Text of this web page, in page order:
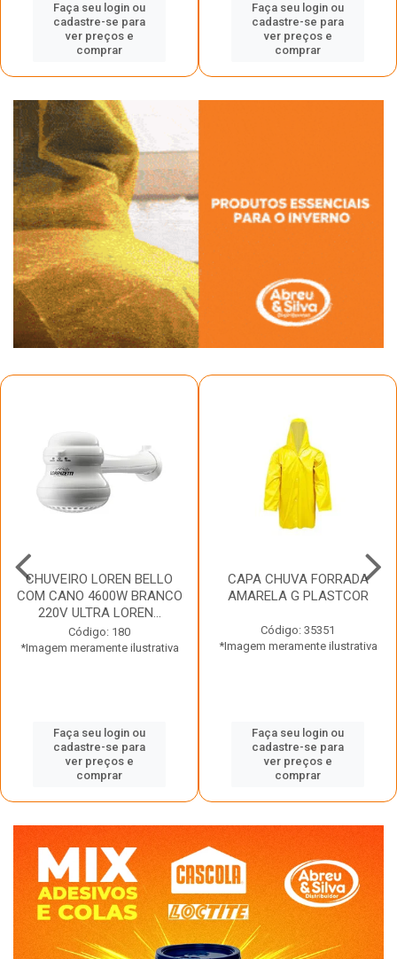
Faça seu login ou
cadastre-se para
ver preços e
comprar
Faça seu login ou
cadastre-se para
ver preços e
comprar
CHUVEIRO LOREN BELLO
COM CANO 4600W BRANCO
220V ULTRA LOREN...
Código: 180
*Imagem meramente ilustrativa
Faça seu login ou
cadastre-se para
ver preços e
comprar
CAPA CHUVA FORRADA
AMARELA G PLASTCOR
Código: 35351
*Imagem meramente ilustrativa
Faça seu login ou
cadastre-se para
ver preços e
comprar